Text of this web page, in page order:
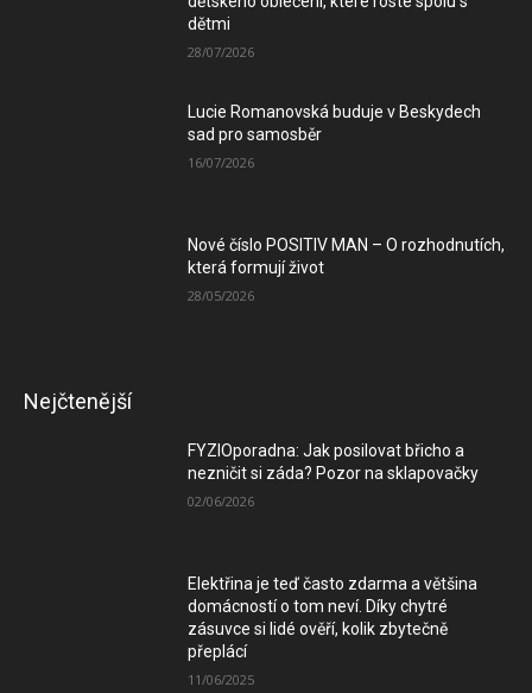
dětmi
28/07/2026
Lucie Romanovská buduje v Beskydech
sad pro samosběr
16/07/2026
Nové číslo POSITIV MAN – O rozhodnutích,
která formují život
28/05/2026
Nejčtenější
FYZIOporadna: Jak posilovat břicho a
nezničit si záda? Pozor na sklapovačky
02/06/2026
Elektřina je teď často zdarma a většina
domácností o tom neví. Díky chytré
zásuvce si lidé ověří, kolik zbytečně
přeplácí
11/06/2025